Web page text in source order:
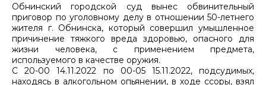
Обнинский городской суд вынес обвинительный
приговор по уголовному делу в отношении 50-летнего
жителя г. Обнинска, который совершил умышленное
причинение тяжкого вреда здоровью, опасного для
жизни человека, с применением предмета,
используемого в качестве оружия.
С 20-00 14.11.2022 по 00-05 15.11.2022, подсудимых,
находясь в алкогольном опьянении, в ходе ссоры, взял